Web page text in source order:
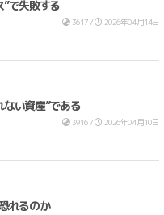
で失敗する
3617 / 2026年04月14日
い資産”である
3916 / 2026年04月10日
れるのか